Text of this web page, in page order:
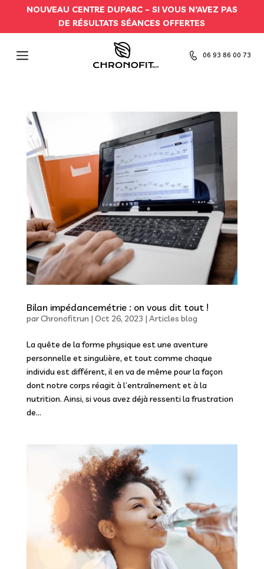
NOUVEAU CENTRE DUPARC – SI VOUS N’AVEZ PAS
DE RÉSULTATS SÉANCES OFFERTES
06 93 86 00 73
Bilan impédancemétrie : on vous dit tout !
parChronofitrun | Oct 26, 2023 | Articles blog
La quête de la forme physique est une aventure
personnelle et singulière, et tout comme chaque
individu est différent, il en va de même pour la façon
dont notre corps réagit à l’entraînement et à la
nutrition. Ainsi, si vous avez déjà ressenti la frustration
de...